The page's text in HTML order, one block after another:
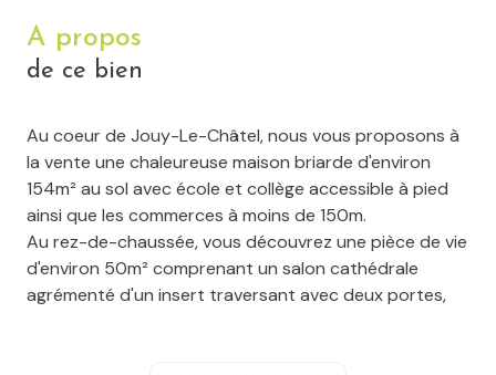
A propos
de ce bien
Au coeur de Jouy-Le-Châtel, nous vous proposons à
la vente une chaleureuse maison briarde d'environ
154m² au sol avec école et collège accessible à pied
ainsi que les commerces à moins de 150m.
Au rez-de-chaussée, vous découvrez une pièce de vie
d'environ 50m² comprenant un salon cathédrale
agrémenté d'un insert traversant avec deux portes,